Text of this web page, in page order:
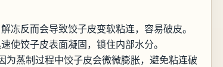
冻反而会导致饺子皮变软粘连，容易破皮。
使饺子皮表面凝固，锁住内部水分。
为蒸制过程中饺子皮会微微膨胀，避免粘连破